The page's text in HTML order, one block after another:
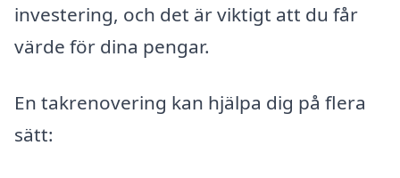
investering, och det är viktigt att du får
värde för dina pengar.
En takrenovering kan hjälpa dig på flera
sätt: